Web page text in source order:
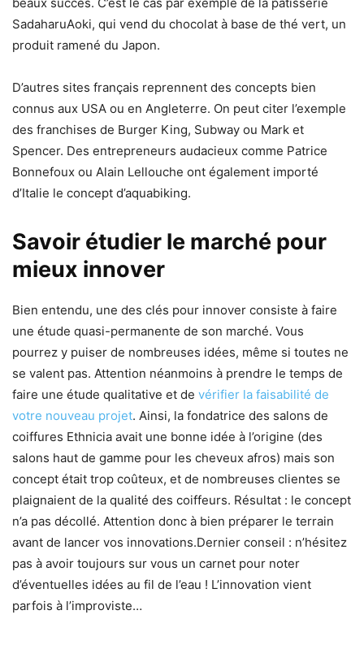
beaux succès. C’est le cas par exemple de la pâtisserie
SadaharuAoki, qui vend du chocolat à base de thé vert, un
produit ramené du Japon.
D’autres sites français reprennent des concepts bien
connus aux USA ou en Angleterre. On peut citer l’exemple
des franchises de Burger King, Subway ou Mark et
Spencer. Des entrepreneurs audacieux comme Patrice
Bonnefoux ou Alain Lellouche ont également importé
d’Italie le concept d’aquabiking.
Savoir étudier le marché pour
mieux innover
Bien entendu, une des clés pour innover consiste à faire
une étude quasi-permanente de son marché. Vous
pourrez y puiser de nombreuses idées, même si toutes ne
se valent pas. Attention néanmoins à prendre le temps de
faire une étude qualitative et de vérifier la faisabilité de
votre nouveau projet. Ainsi, la fondatrice des salons de
coiffures Ethnicia avait une bonne idée à l’origine (des
salons haut de gamme pour les cheveux afros) mais son
concept était trop coûteux, et de nombreuses clientes se
plaignaient de la qualité des coiffeurs. Résultat : le concept
n’a pas décollé. Attention donc à bien préparer le terrain
avant de lancer vos innovations.Dernier conseil : n’hésitez
pas à avoir toujours sur vous un carnet pour noter
d’éventuelles idées au fil de l’eau ! L’innovation vient
parfois à l’improviste…